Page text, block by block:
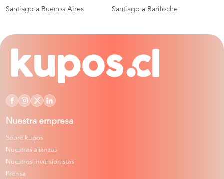
Santiago a Buenos Aires Santiago a Bariloche
Nuestra empresa
Sobre kupos
Nuestras alianzas
Nuestros inversionistas
Prensa